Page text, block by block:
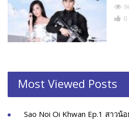
0
Most Viewed Posts
Sao Noi Oi Khwan Ep.1 สาวน้